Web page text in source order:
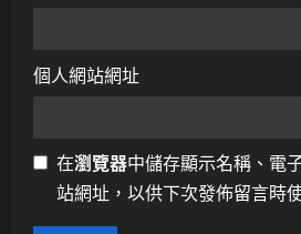
個人網站網址
在瀏覽器中儲存顯示名稱、電
站網址，以供下次發佈留言時